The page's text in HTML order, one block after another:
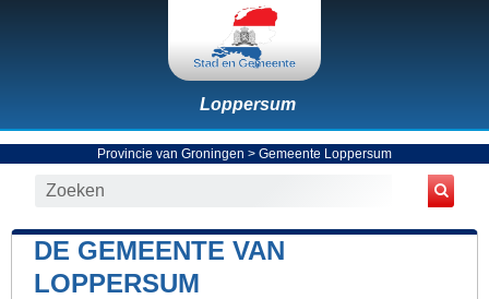
Loppersum
Provincie van Groningen > Gemeente Loppersum
DE GEMEENTE VAN
LOPPERSUM